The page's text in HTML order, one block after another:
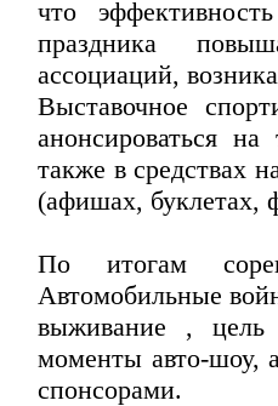
что
праздника
ассоциаций,
Выставочное
анонсироваться
также в средствах
(афишах, буклетах,
По итогам
Автомобильные
выживание , цель
моменты авто-шоу,
спонсорами.